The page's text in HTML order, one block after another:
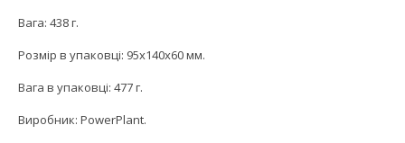
Вага: 438 г.
Розмір в упаковці: 95x140x60 мм.
Вага в упаковці: 477 г.
Виробник: PowerPlant.